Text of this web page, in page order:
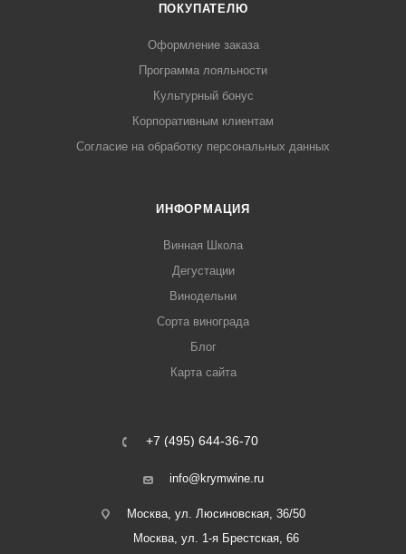
ПОКУПАТЕЛЮ
Оформление заказа
Программа лояльности
Культурный бонус
Корпоративным клиентам
Согласие на обработку персональных данных
ИНФОРМАЦИЯ
Винная Школа
Дегустации
Винодельни
Сорта винограда
Блог
Карта сайта
+7 (495) 644-36-70
info@krymwine.ru
Москва, ул. Люсиновская, 36/50
Москва, ул. 1-я Брестская, 66